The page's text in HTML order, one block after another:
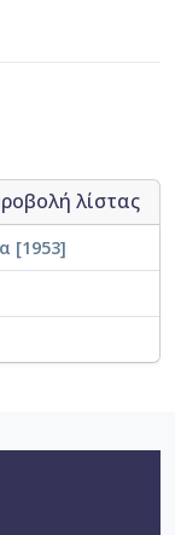
λίστας
[1953]